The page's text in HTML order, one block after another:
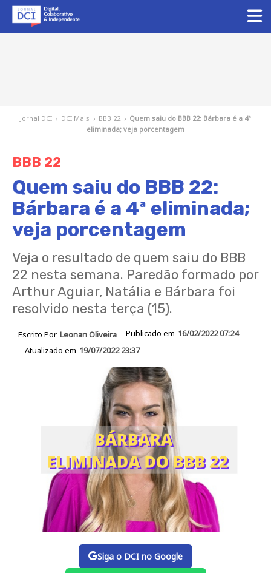
Jornal DCI › DCI Mais › BBB 22 › Quem saiu do BBB 22: Bárbara é a 4ª
eliminada; veja porcentagem
BBB 22
Quem saiu do BBB 22:
Bárbara é a 4ª eliminada;
veja porcentagem
Veja o resultado de quem saiu do BBB
22 nesta semana. Paredão formado por
Arthur Aguiar, Natália e Bárbara foi
resolvido nesta terça (15).
Escrito Por Leonan Oliveira Publicado em 16/02/2022 07:24
Atualizado em 19/07/2022 23:37
Siga o DCI no Google